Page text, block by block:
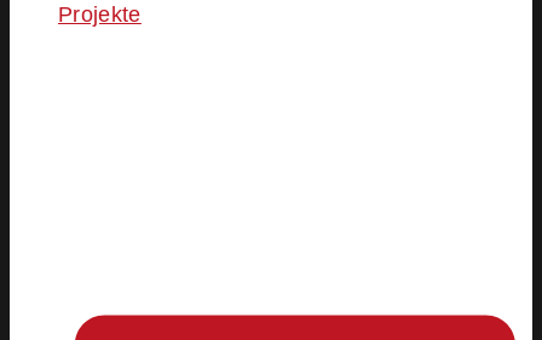
Projekte